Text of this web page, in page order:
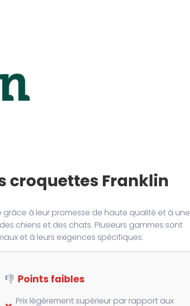
croquettes Franklin
grâce à leur promesse de haute qualité et à une
chiens et des chats. Plusieurs gammes sont
et à leurs exigences spécifiques.
👎 Points faibles
Prix légèrement supérieur par rapport aux